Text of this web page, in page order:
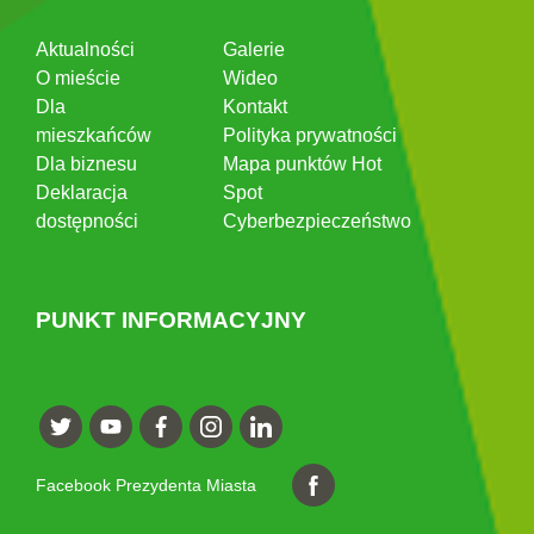
Aktualności
O mieście
Dla
mieszkańców
Dla biznesu
Deklaracja
dostępności
Galerie
Wideo
Kontakt
Polityka prywatności
Mapa punktów Hot
Spot
Cyberbezpieczeństwo
PUNKT INFORMACYJNY
Facebook Prezydenta Miasta